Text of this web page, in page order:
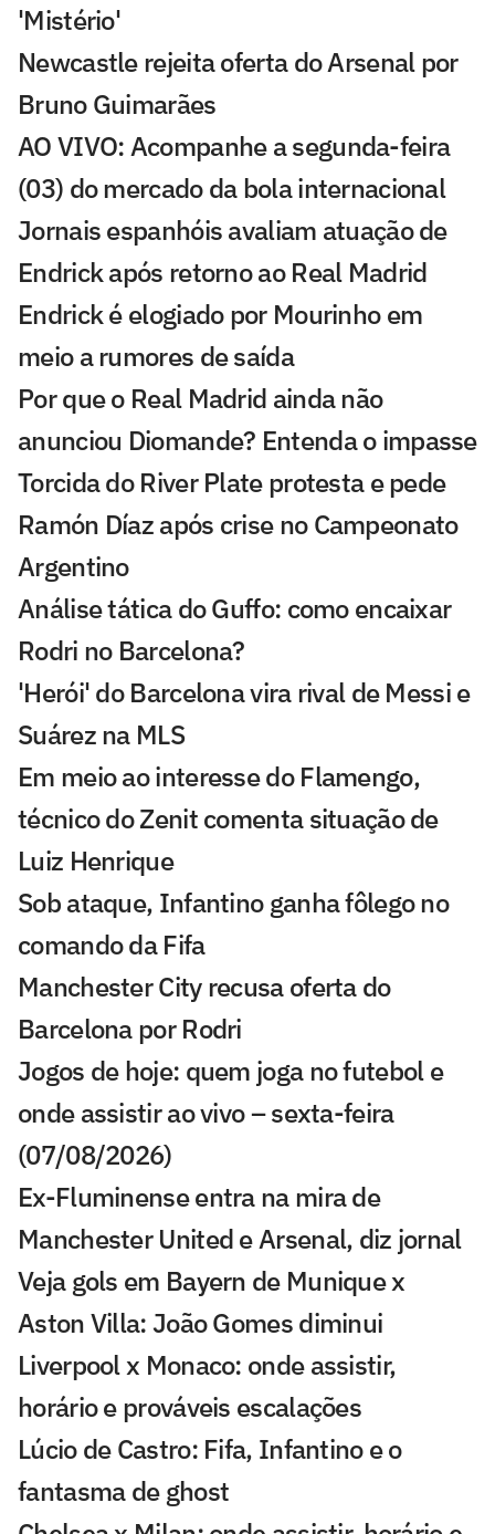
'Mistério'
Newcastle rejeita oferta do Arsenal por
Bruno Guimarães
AO VIVO: Acompanhe a segunda-feira
(03) do mercado da bola internacional
Jornais espanhóis avaliam atuação de
Endrick após retorno ao Real Madrid
Endrick é elogiado por Mourinho em
meio a rumores de saída
Por que o Real Madrid ainda não
anunciou Diomande? Entenda o impasse
Torcida do River Plate protesta e pede
Ramón Díaz após crise no Campeonato
Argentino
Análise tática do Guffo: como encaixar
Rodri no Barcelona?
'Herói' do Barcelona vira rival de Messi e
Suárez na MLS
Em meio ao interesse do Flamengo,
técnico do Zenit comenta situação de
Luiz Henrique
Sob ataque, Infantino ganha fôlego no
comando da Fifa
Manchester City recusa oferta do
Barcelona por Rodri
Jogos de hoje: quem joga no futebol e
onde assistir ao vivo – sexta-feira
(07/08/2026)
Ex-Fluminense entra na mira de
Manchester United e Arsenal, diz jornal
Veja gols em Bayern de Munique x
Aston Villa: João Gomes diminui
Liverpool x Monaco: onde assistir,
horário e prováveis escalações
Lúcio de Castro: Fifa, Infantino e o
fantasma de ghost